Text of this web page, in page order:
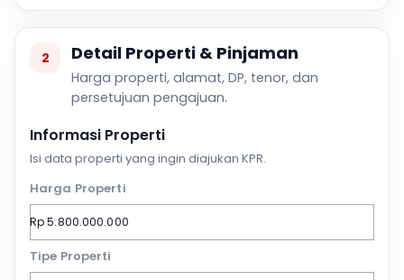
2 Detail Properti & Pinjaman
Harga properti, alamat, DP, tenor, dan
persetujuan pengajuan.
Informasi Properti
Isi data properti yang ingin diajukan KPR.
Harga Properti
Tipe Properti